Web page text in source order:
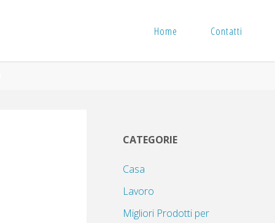
Home Contatti
CATEGORIE
Casa
Lavoro
Migliori Prodotti per